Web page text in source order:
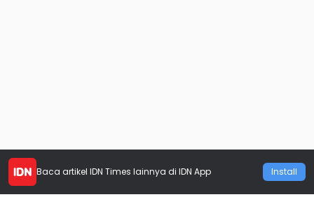
Baca artikel IDN Times lainnya di IDN App Install